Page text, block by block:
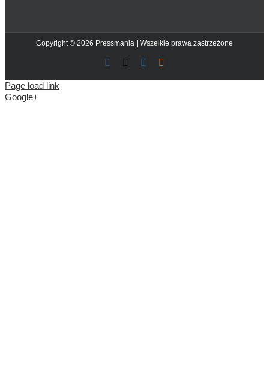
Copyright © 2026 Pressmania | Wszelkie prawa zastrzeżone
Facebook LinkedIn
Page load link
Google+